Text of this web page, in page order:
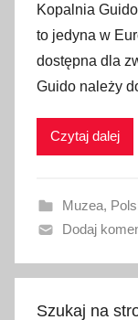
u
b
l
i
w
n
o
3
m
Kopalnia
to jedyna w
dostępna dla
Guido należy
Czytaj dalej
Muzea,
Dodaj
Szukaj na